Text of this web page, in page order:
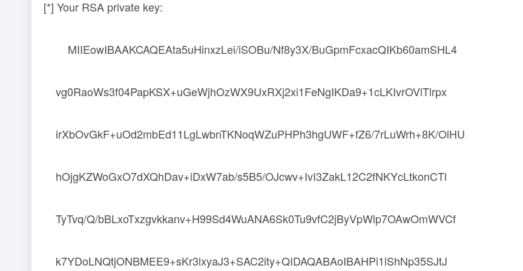
[*] Your RSA private key:
MIIEowIBAAKCAQEAta5uHinxzLei/iSOBu/Nf8y3X/BuGpmFcxacQIKb60amSHL4
vg0RaoWs3f04PapKSX+uGeWjhOzWX9UxRXj2xi1FeNgIKDa9+1cLKIvrOVlTlrpx
irXbOvGkF+uOd2mbEd11LgLwbnTKNoqWZuPHPh3hgUWF+fZ6/7rLuWrh+8K/OlHU
hOjgKZWoGxO7dXQhDav+iDxW7ab/s5B5/OJcwv+IvI3ZakL12C2fNKYcLtkonCTl
TyTvq/Q/bBLxoTxzgvkkanv+H99Sd4WuANA6Sk0Tu9vfC2jByVpWlp7OAwOmWVCf
k7YDoLNQtjONBMEE9+sKr3lxyaJ3+SAC2ity+QIDAQABAoIBAHPi1lShNp35SJtJ